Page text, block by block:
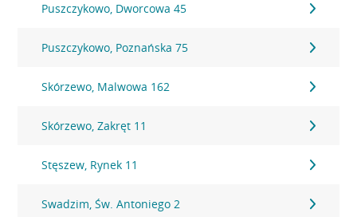
Puszczykowo, Dworcowa 45
Puszczykowo, Poznańska 75
Skórzewo, Malwowa 162
Skórzewo, Zakręt 11
Stęszew, Rynek 11
Swadzim, Św. Antoniego 2